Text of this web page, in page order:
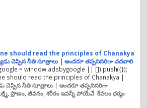
should read the principles of Chanakya
చెప్పిన నీతి సూత్రాలు | అందరూ తప్పనిసరిగా చదవాలి
= window.adsbygoogle || []).push({});
should read the principles of Chanakya |
చెప్పిన నీతి సూత్రాలు | అందరూ తప్పనిసరిగా
ప్రాణం, జీవనం, శరీరం ఇవన్నీ పోయేవే. కేవలం ధర్మం